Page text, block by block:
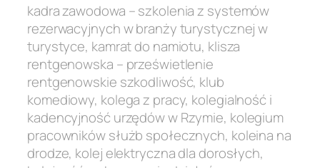
kadra zawodowa – szkolenia z systemów
rezerwacyjnych w branży turystycznej w
turystyce, kamrat do namiotu, klisza
rentgenowska – prześwietlenie
rentgenowskie szkodliwość, klub
komediowy, kolega z pracy, kolegialność i
kadencyjność urzędów w Rzymie, kolegium
pracowników służb społecznych, koleina na
drodze, kolej elektryczna dla dorosłych,